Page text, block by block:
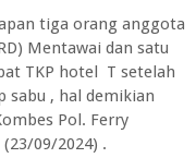
tiga orang anggota
Mentawai dan satu
TKP hotel T setelah
sabu , hal demikian
Pol. Ferry
09/2024) .